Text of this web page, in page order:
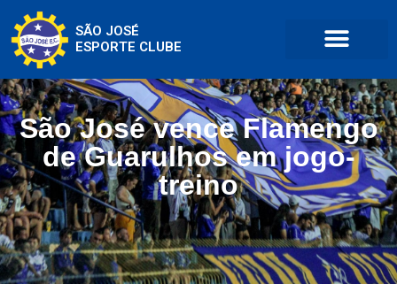
SÃO JOSÉ
ESPORTE CLUBE
São José vence Flamengo
de Guarulhos em jogo-
treino